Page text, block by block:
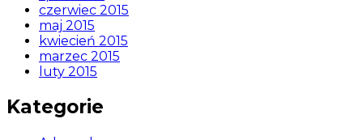
czerwiec 2015
maj 2015
kwiecień 2015
marzec 2015
luty 2015
Kategorie